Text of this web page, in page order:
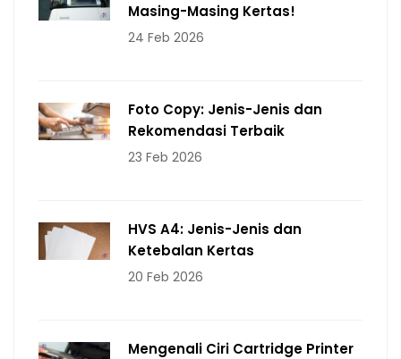
Masing-Masing Kertas!
24 Feb 2026
Foto Copy: Jenis-Jenis dan
Rekomendasi Terbaik
23 Feb 2026
HVS A4: Jenis-Jenis dan
Ketebalan Kertas
20 Feb 2026
Mengenali Ciri Cartridge Printer